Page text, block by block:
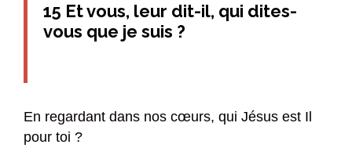
15 Et vous, leur dit-il, qui dites-
vous que je suis ?
En regardant dans nos cœurs, qui Jésus est Il
pour toi ?